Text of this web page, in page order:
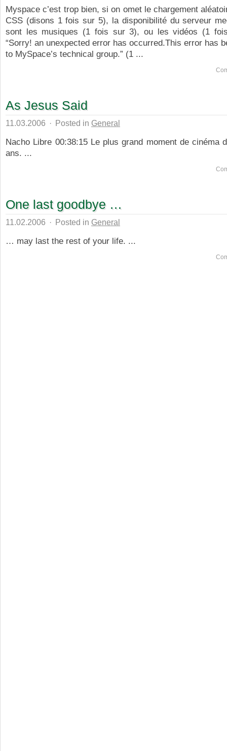
Myspace c’est trop bien, si on omet le chargement
CSS (disons 1 fois sur 5), la disponibilité du serveur
sont les musiques (1 fois sur 3), ou les vidéos (1
“Sorry! an unexpected error has occurred.This error has
to MySpace’s technical group.” (1 ...
As Jesus Said
11.03.2006 · Posted in General
Nacho Libre 00:38:15 Le plus grand moment de cinéma
ans. ...
One last goodbye …
11.02.2006 · Posted in General
… may last the rest of your life. ...